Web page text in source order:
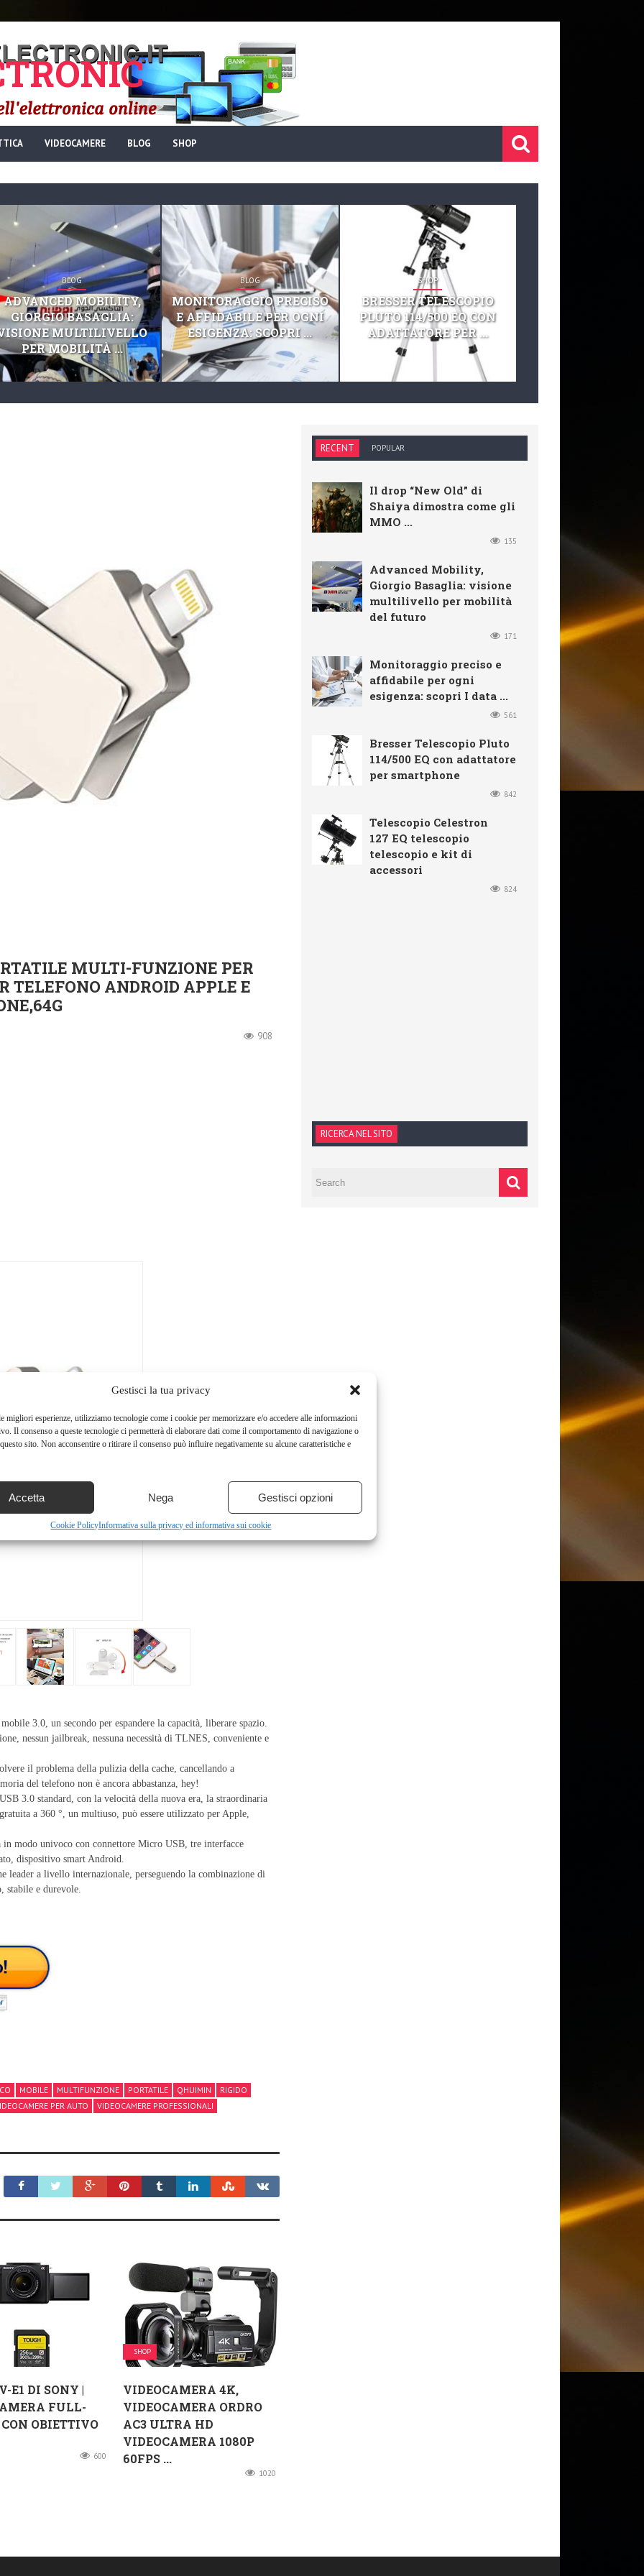
Gestisci la tua privacy
migliori esperienze, utilizziamo tecnologie come i cookie per memorizzare e/o accedere alle informazioni
Il consenso a queste tecnologie ci permetterà di elaborare dati come il comportamento di navigazione o
sito. Non acconsentire o ritirare il consenso può influire negativamente su alcune caratteristiche e
Accetta Nega Gestisci opzioni
Cookie PolicyInformativa sulla privacy ed informativa sui cookie
VIDEOCAMERE BLOG SHOP
BLOG
ADVANCED MOBILITY,
GIORGIO BASAGLIA:
MULTILIVELLO
PER MOBILITÀ ...
BLOG
MONITORAGGIO PRECISO
E AFFIDABILE PER OGNI
ESIGENZA: SCOPRI ...
SHOP
BRESSER TELESCOPIO
PLUTO 114/500 EQ CON
ADATTATORE PER ...
MULTI-FUNZIONE PER
TELEFONO ANDROID APPLE E
908
3.0, un secondo per espandere la capacità, liberare spazio.
nessun jailbreak, nessuna necessità di TLNES, conveniente e
il problema della pulizia della cache, cancellando a
del telefono non è ancora abbastanza, hey!
3.0 standard, con la velocità della nuova era, la straordinaria
a 360 °, un multiuso, può essere utilizzato per Apple,
modo univoco con connettore Micro USB, tre interfacce
dispositivo smart Android.
leader a livello internazionale, perseguendo la combinazione di
stabile e durevole.
MOBILE MULTIFUNZIONE PORTATILE QHUIMIN
RIGIDO
PER AUTO
VIDEOCAMERE PROFESSIONALI
E1 DI SONY |
FULL-
OBIETTIVO
600
SHOP
VIDEOCAMERA 4K,
VIDEOCAMERA ORDRO
AC3 ULTRA HD
VIDEOCAMERA 1080P
60FPS ...
1020
RECENT POPULAR
Il drop “New Old” di
Shaiya dimostra come gli
MMO ...
135
Advanced Mobility,
Giorgio Basaglia: visione
multilivello per mobilità
del futuro
171
Monitoraggio preciso e
affidabile per ogni
esigenza: scopri I data ...
561
Bresser Telescopio Pluto
114/500 EQ con adattatore
per smartphone
842
Telescopio Celestron
127 EQ telescopio
telescopio e kit di
accessori
824
RICERCA NEL SITO